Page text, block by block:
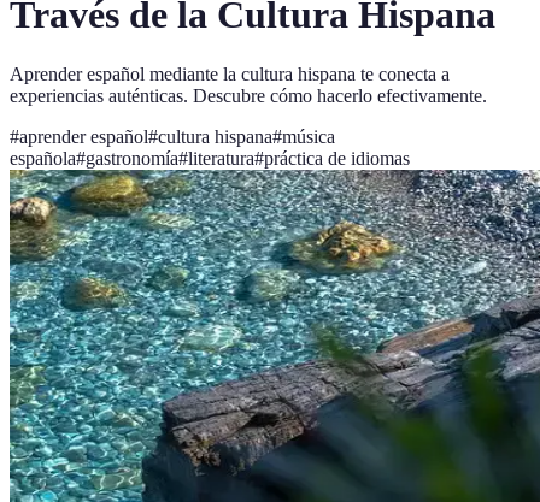
Través de la Cultura Hispana
Aprender español mediante la cultura hispana te conecta a
experiencias auténticas. Descubre cómo hacerlo efectivamente.
#aprender español#cultura hispana#música
española#gastronomía#literatura#práctica de idiomas